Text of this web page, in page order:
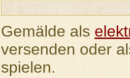
Gemälde als
versenden oder
spielen.